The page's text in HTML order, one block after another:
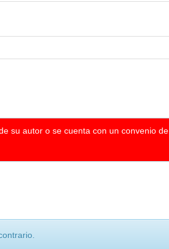
su autor o se cuenta con un convenio de